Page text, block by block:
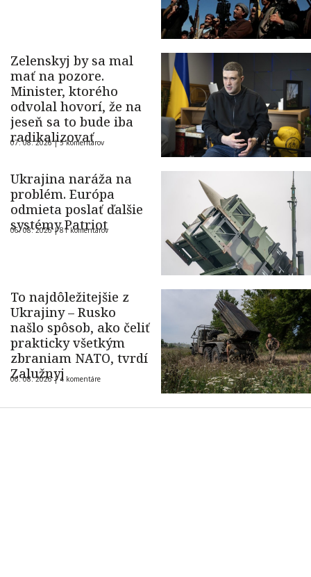
Zelenskyj by sa mal
mať na pozore.
Minister, ktorého
odvolal hovorí, že na
jeseň sa to bude iba
radikalizovať
07. 08. 2026 |5 komentárov
Ukrajina naráža na
problém. Európa
odmieta poslať ďalšie
systémy Patriot
06. 08. 2026 |81 komentárov
To najdôležitejšie z
Ukrajiny – Rusko
našlo spôsob, ako čeliť
prakticky všetkým
zbraniam NATO, tvrdí
Zalužnyj
06. 08. 2026 |4 komentáre